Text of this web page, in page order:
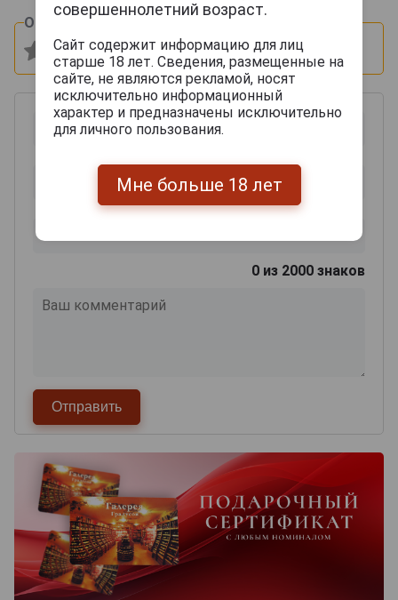
Оцените и напишите отзыв:
0 из 2000 знаков
совершеннолетний возраст.
Сайт содержит информацию для лиц
старше 18 лет. Сведения, размещенные на
сайте, не являются рекламой, носят
исключительно информационный
характер и предназначены исключительно
для личного пользования.
Мне больше 18 лет